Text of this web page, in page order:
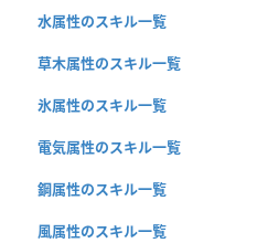
水属性のスキル一覧
草木属性のスキル一覧
氷属性のスキル一覧
電気属性のスキル一覧
鋼属性のスキル一覧
風属性のスキル一覧